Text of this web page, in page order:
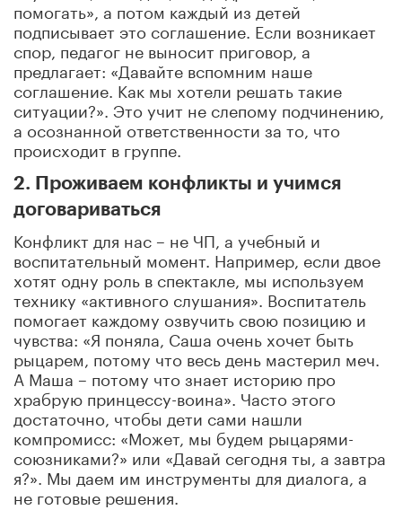
помогать», а потом каждый из детей
подписывает это соглашение. Если возникает
спор, педагог не выносит приговор, а
предлагает: «Давайте вспомним наше
соглашение. Как мы хотели решать такие
ситуации?». Это учит не слепому подчинению,
а осознанной ответственности за то, что
происходит в группе.
2. Проживаем конфликты и учимся
договариваться
Конфликт для нас – не ЧП, а учебный и
воспитательный момент. Например, если двое
хотят одну роль в спектакле, мы используем
технику «активного слушания». Воспитатель
помогает каждому озвучить свою позицию и
чувства: «Я поняла, Саша очень хочет быть
рыцарем, потому что весь день мастерил меч.
А Маша – потому что знает историю про
храбрую принцессу-воина». Часто этого
достаточно, чтобы дети сами нашли
компромисс: «Может, мы будем рыцарями-
союзниками?» или «Давай сегодня ты, а завтра
я?». Мы даем им инструменты для диалога, а
не готовые решения.